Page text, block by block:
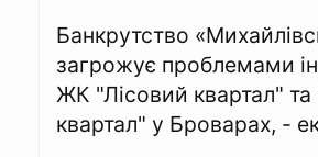
Банкрутство
загрожує проблемами
ЖК "Лісовий квартал"
квартал" у Броварах, -